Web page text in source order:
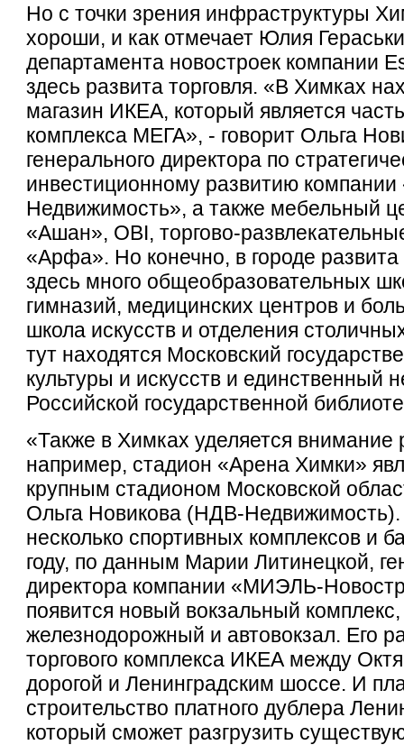
Но с точки зрения инфраструктуры
хороши, и как отмечает Юлия
департамента новостроек компании
здесь развита торговля. «В Химках
магазин ИКЕА, который является
комплекса МЕГА», - говорит Ольга
генерального директора по
инвестиционному развитию
Недвижимость», а также мебельный
«Ашан», OBI, торгово-
«Арфа». Но конечно, в городе развита
здесь много общеобразовательных
гимназий, медицинских центров и
школа искусств и отделения
тут находятся Московский
культуры и искусств и единственный
Российской государственной
«Также в Химках уделяется внимание
например, стадион «Арена Химки»
крупным стадионом Московской
Ольга Новикова (НДВ-Недвижимость).
несколько спортивных комплексов и
году, по данным Марии Литинецкой,
директора компании «МИЭЛЬ-
появится новый вокзальный
железнодорожный и автовокзал. Его
торгового комплекса ИКЕА между
дорогой и Ленинградским шоссе. И
строительство платного дублера
который сможет разгрузить